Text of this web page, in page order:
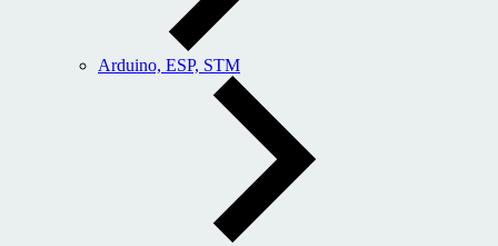
Arduino, ESP, STM